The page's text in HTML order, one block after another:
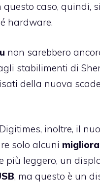
caso, quindi,
hardware.
non sarebbero
stabilimenti di
della nuova
, inoltre, il
solo alcuni
più leggero, un
, ma questo è un